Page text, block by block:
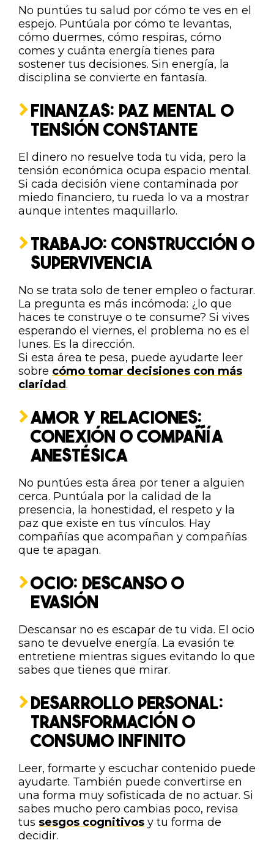
No puntúes tu salud por cómo te ves en el
espejo. Puntúala por cómo te levantas,
cómo duermes, cómo respiras, cómo
comes y cuánta energía tienes para
sostener tus decisiones. Sin energía, la
disciplina se convierte en fantasía.
FINANZAS: PAZ MENTAL O
TENSIÓN CONSTANTE
El dinero no resuelve toda tu vida, pero la
tensión económica ocupa espacio mental.
Si cada decisión viene contaminada por
miedo financiero, tu rueda lo va a mostrar
aunque intentes maquillarlo.
TRABAJO: CONSTRUCCIÓN O
SUPERVIVENCIA
No se trata solo de tener empleo o facturar.
La pregunta es más incómoda: ¿lo que
haces te construye o te consume? Si vives
esperando el viernes, el problema no es el
lunes. Es la dirección.
Si esta área te pesa, puede ayudarte leer
sobre cómo tomar decisiones con más
claridad.
AMOR Y RELACIONES:
CONEXIÓN O COMPAÑÍA
ANESTÉSICA
No puntúes esta área por tener a alguien
cerca. Puntúala por la calidad de la
presencia, la honestidad, el respeto y la
paz que existe en tus vínculos. Hay
compañías que acompañan y compañías
que te apagan.
OCIO: DESCANSO O
EVASIÓN
Descansar no es escapar de tu vida. El ocio
sano te devuelve energía. La evasión te
entretiene mientras sigues evitando lo que
sabes que tienes que mirar.
DESARROLLO PERSONAL:
TRANSFORMACIÓN O
CONSUMO INFINITO
Leer, formarte y escuchar contenido puede
ayudarte. También puede convertirse en
una forma muy sofisticada de no actuar. Si
sabes mucho pero cambias poco, revisa
tus sesgos cognitivos y tu forma de
decidir.